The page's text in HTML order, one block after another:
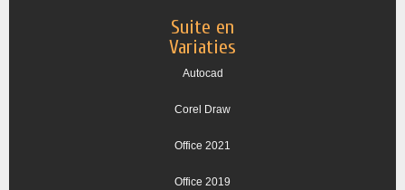
Suite en
Variaties
Autocad
Corel Draw
Office 2021
Office 2019